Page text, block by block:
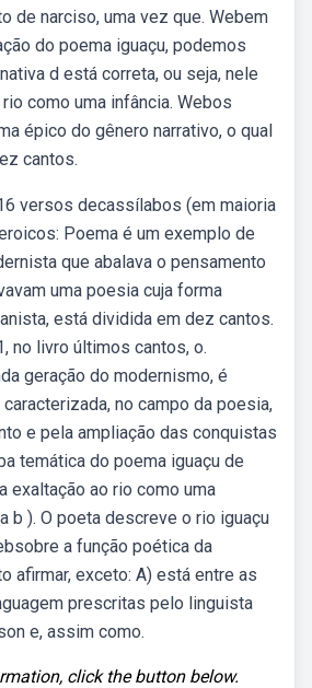
de narciso, uma vez que. Webem
do poema iguaçu, podemos
d está correta, ou seja, nele
como uma infância. Webos
épico do gênero narrativo, o qual
cantos.
versos decassílabos (em maioria
Poema é um exemplo de
que abalava o pensamento
uma poesia cuja forma
está dividida em dez cantos.
no livro últimos cantos, o.
geração do modernismo, é
no campo da poesia,
e pela ampliação das conquistas
temática do poema iguaçu de
exaltação ao rio como uma
b ). O poeta descreve o rio iguaçu
a função poética da
afirmar, exceto: A) está entre as
prescritas pelo linguista
e, assim como.
click the button below.